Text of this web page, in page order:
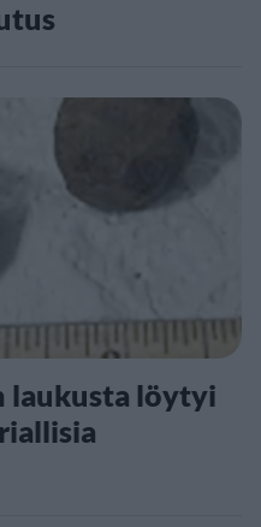
laukusta löytyi